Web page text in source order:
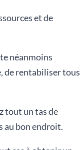
et de
néanmoins
de rentabiliser tous
tout un tas de
au bon endroit.